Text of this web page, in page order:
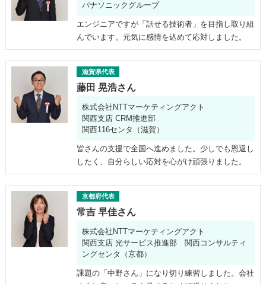
パナソニックグループ
エンジニアですが「話せる技術者」を目指し取り組
んでいます。元気に感情を込めて応対しました。
滋賀県代表
藤田 晃浩さん
株式会社NTTマーケティングアクト
関西支店 CRM推進部
関西116センタ（滋賀）
皆さんの支援で全国へ進めました。少しでも恩返し
したく、自分らしい応対を心がけ頑張りました。
京都府代表
常吉 早佳さん
株式会社NTTマーケティングアクト
関西支店 光サービス推進部 関西コンサルティ
ングセンタ（京都）
課題の「中野さん」になり切り練習しました。会社